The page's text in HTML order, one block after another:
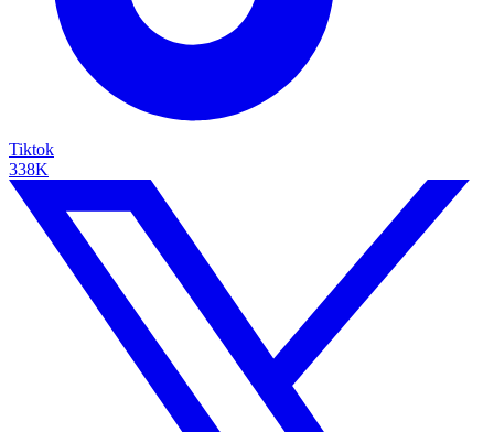
Tiktok
338K